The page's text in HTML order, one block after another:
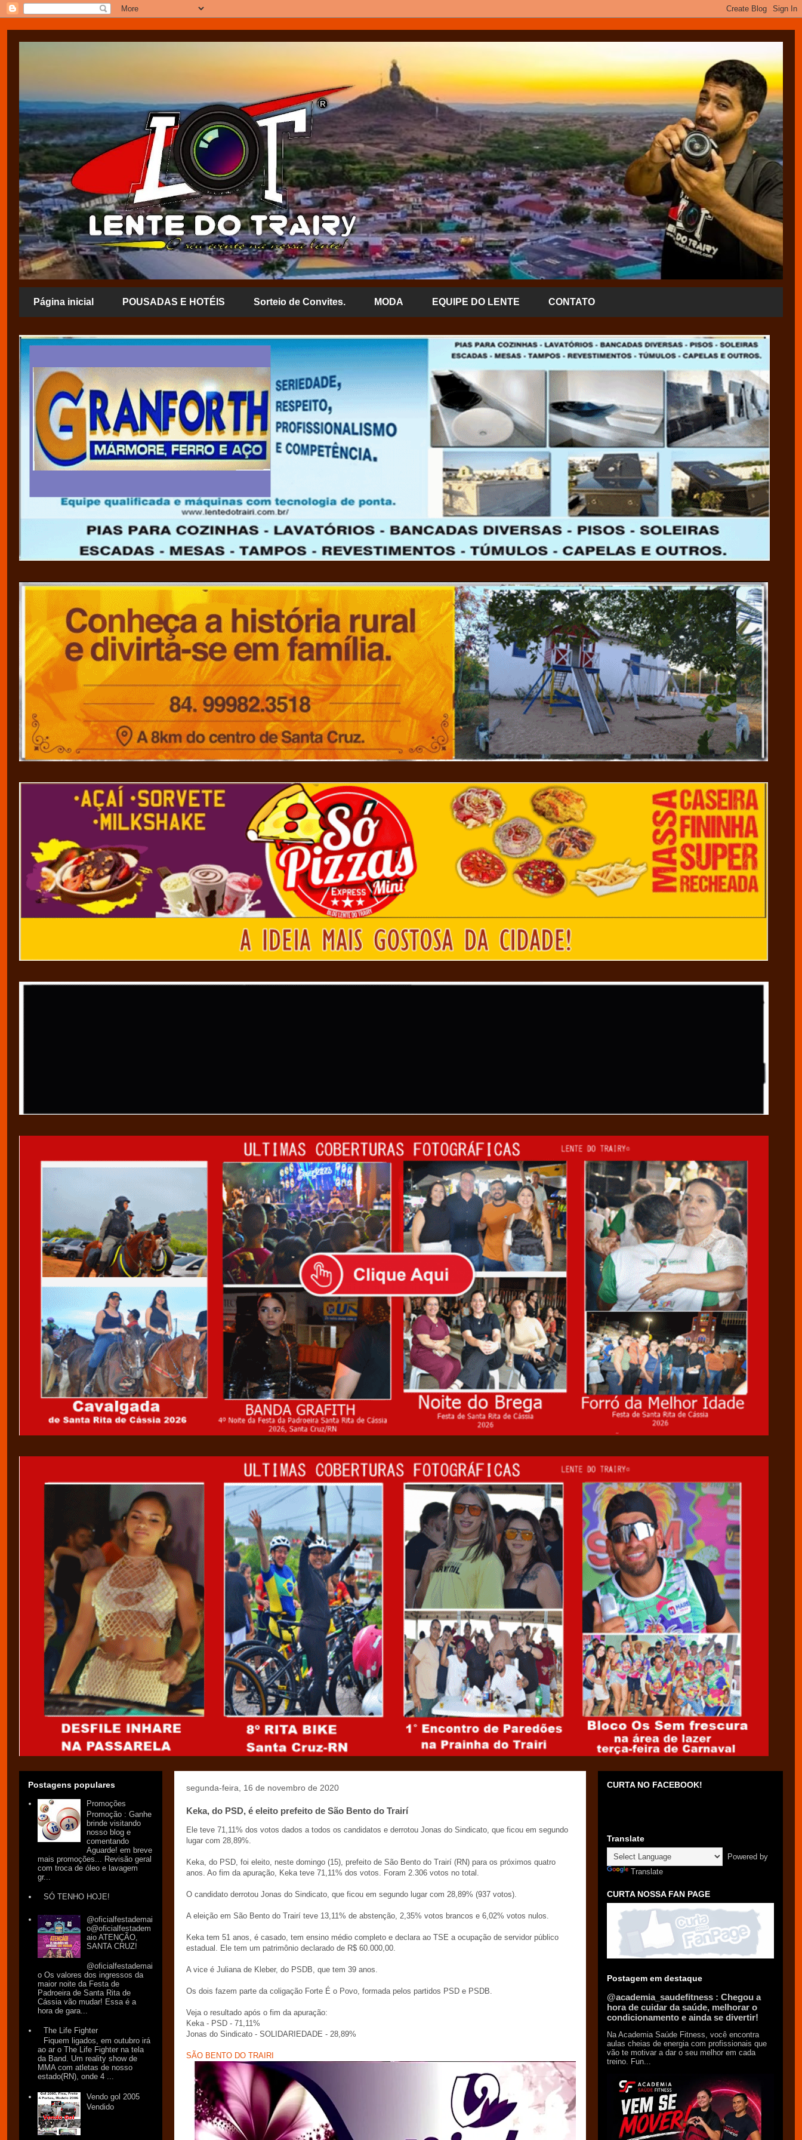
Página inicial POUSADAS E HOTÉIS Sorteio de Convites. MODA EQUIPE DO LENTE CONTATO
segunda-feira, 16 de novembro de 2020
Keka, do PSD, é eleito prefeito de São Bento do Trairí
Ele teve 71,11% dos votos dados a todos os candidatos e derrotou Jonas do Sindicato, que ficou em segundo
lugar com 28,89%.
Keka, do PSD, foi eleito, neste domingo (15), prefeito de São Bento do Trairí (RN) para os próximos quatro
anos. Ao fim da apuração, Keka teve 71,11% dos votos. Foram 2.306 votos no total.
O candidato derrotou Jonas do Sindicato, que ficou em segundo lugar com 28,89% (937 votos).
A eleição em São Bento do Trairí teve 13,11% de abstenção, 2,35% votos brancos e 6,02% votos nulos.
Keka tem 51 anos, é casado, tem ensino médio completo e declara ao TSE a ocupação de servidor público
estadual. Ele tem um patrimônio declarado de R$ 60.000,00.
A vice é Juliana de Kleber, do PSDB, que tem 39 anos.
Os dois fazem parte da coligação Forte É o Povo, formada pelos partidos PSD e PSDB.
Veja o resultado após o fim da apuração:
Keka - PSD - 71,11%
Jonas do Sindicato - SOLIDARIEDADE - 28,89%
SÃO BENTO DO TRAIRI
Postagens populares
Promoções
Promoção : Ganhe
brinde visitando
nosso blog e
comentando
Aguarde! em breve
mais promoções... Revisão geral
com troca de óleo e lavagem
gr...
SÓ TENHO HOJE!
@oficialfestademai
o@oficialfestadem
aio ATENÇÃO,
SANTA CRUZ!
@oficialfestademai
o Os valores dos ingressos da
maior noite da Festa de
Padroeira de Santa Rita de
Cássia vão mudar! Essa é a
hora de gara...
The Life Fighter
Fiquem ligados, em outubro irá
ao ar o The Life Fighter na tela
da Band. Um reality show de
MMA com atletas de nosso
estado(RN), onde 4 ...
Vendo gol 2005
Vendido
CURTA NO FACEBOOK!
Translate
Powered by
Translate
CURTA NOSSA FAN PAGE
Postagem em destaque
@academia_saudefitness : Chegou a
hora de cuidar da saúde, melhorar o
condicionamento e ainda se divertir!
Na Academia Saúde Fitness, você encontra
aulas cheias de energia com profissionais que
vão te motivar a dar o seu melhor em cada
treino. Fun...